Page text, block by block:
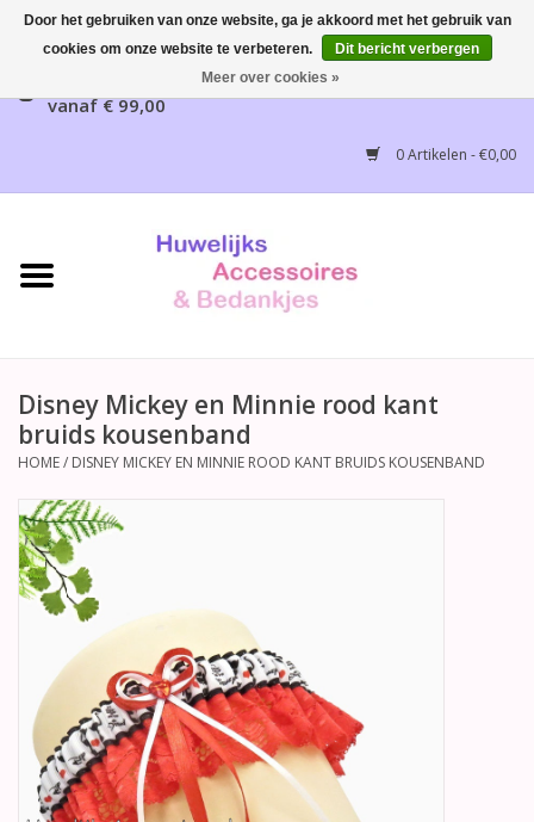
Gratis verzending mogelijk, NL vanaf € 65,00, België
vanaf € 99,00
0 Artikelen - €0,00
Home
Bruidsaccessoires
Huwelijksreceptie
Disney Huwelijk
Betty Boop Huwelijk
Jubileum
Geboorte, Doop en
Communie
SALE
Disney Mickey en Minnie rood kant
bruids kousenband
HOME/ DISNEY MICKEY EN MINNIE ROOD KANT BRUIDS KOUSENBAND
Door het gebruiken van onze website, ga je akkoord met het gebruik van
cookies om onze website te verbeteren.
Dit bericht verbergen
Meer over cookies »